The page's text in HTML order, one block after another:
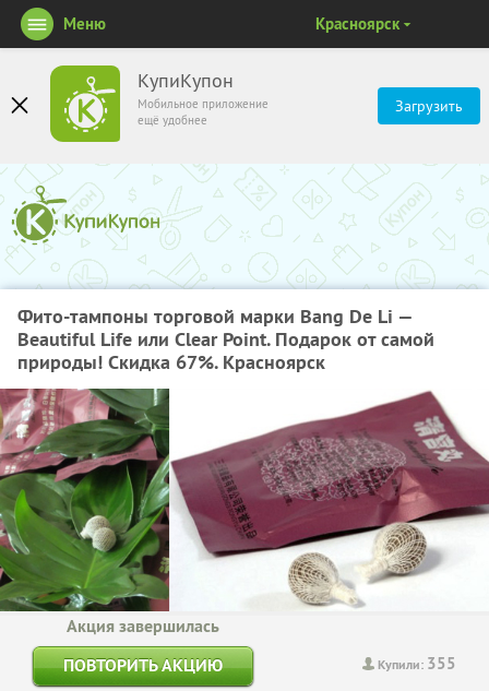
КупиКупон
Мобильное приложение
ещё удобнее
Загрузить
Меню Красноярск
Фито-тампоны торговой марки Bang De Li —
Beautiful Life или Clear Point. Подарок от самой
природы! Скидка 67%. Красноярск
Купили: 355
Акция завершилась
ПОВТОРИТЬ АКЦИЮ